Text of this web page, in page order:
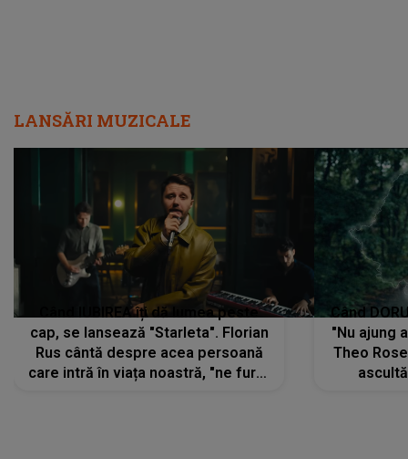
Când IUBIREA îți dă lumea peste
cap, se lansează "Starleta". Florian
Rus cântă despre acea persoană
care intră în viața noastră, "ne fură"
toate PRIVIRILE, toate GÂNDURILE,
tot UNIVERSUL și fără să ne dăm
seama, ajunge să fie motivul
pentru care zâmbim
Când
"Nu ajung
Theo
trece